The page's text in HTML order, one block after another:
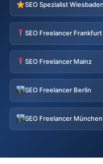
SEO Spezialist Wiesbaden
SEO Freelancer Frankfurt
SEO Freelancer Mainz
SEO Freelancer Berlin
SEO Freelancer München